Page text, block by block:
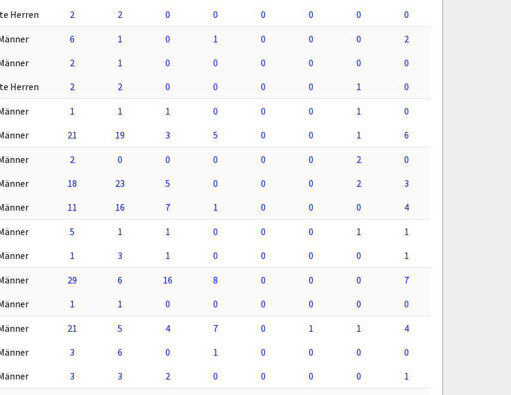
Herren
2 2 0 0 0 0 0 0
6 1 0 1 0 0 0
2
2 1 0 0 0 0 0
0
Herren
2 2 0 0 0 0 1 0
1 1 1 0 0 0 1
0
21 19 3 5 0 0 1 6
2 0 0 0 0 0 2
0
18 23 5 0 0 0 2
3
11 16 7 1 0 0 0 4
5 1 1 0 0 0 1
1
1 3 1 0 0 0 0 1
29 6 16 8 0 0 0
7
1 1 0 0 0 0 0 0
21 5 4 7 0 1 1
4
3 6 0 1 0 0 0
0
3 3 2 0 0 0 0 1